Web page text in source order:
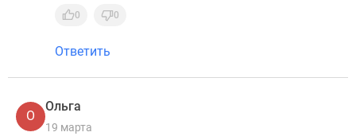
0 0
Ответить
О
Ольга
19 марта